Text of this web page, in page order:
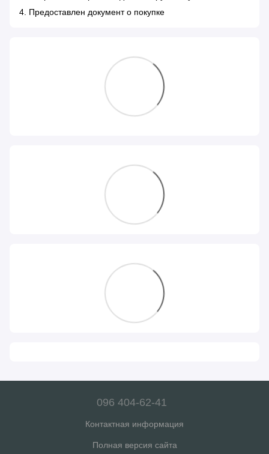
4. Предоставлен документ о покупке
096 404-62-41
Контактная информация
Полная версия сайта